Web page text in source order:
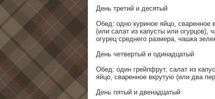
День третий и десятый
Обед: одно куриное яйцо, сваренное
(или салат из капусты или огурцов),
огурец среднего размера, чашка
День четвертый и одинадцатый
Обед: один грейпфрут, салат из
яйцо, сваренное вкрутую (или два
День пятый и двенадцатый